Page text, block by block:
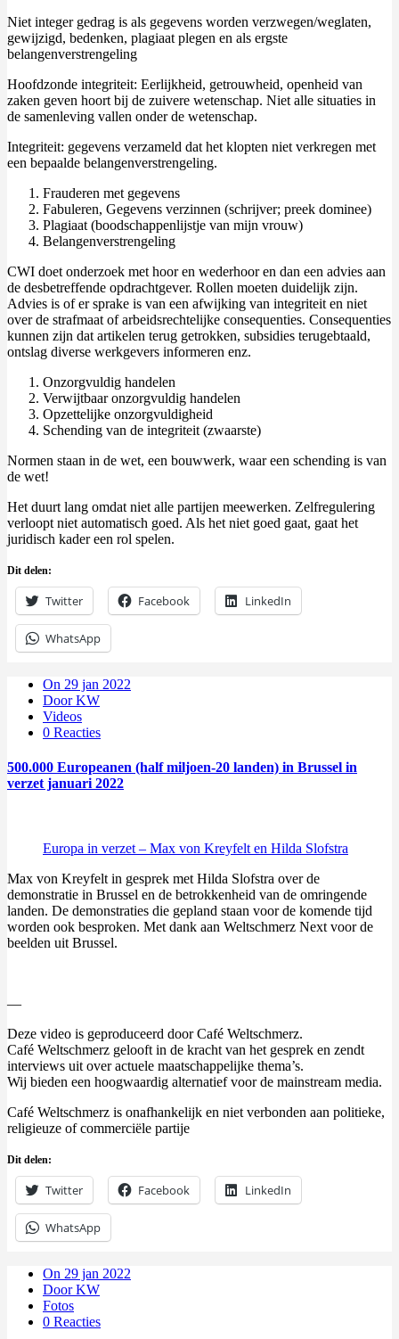
Niet integer gedrag is als gegevens worden verzwegen/weglaten,
gewijzigd, bedenken, plagiaat plegen en als ergste
belangenverstrengeling
Hoofdzonde integriteit: Eerlijkheid, getrouwheid, openheid van
zaken geven hoort bij de zuivere wetenschap. Niet alle situaties in
de samenleving vallen onder de wetenschap.
Integriteit: gegevens verzameld dat het klopten niet verkregen met
een bepaalde belangenverstrengeling.
Frauderen met gegevens
Fabuleren, Gegevens verzinnen (schrijver; preek dominee)
Plagiaat (boodschappenlijstje van mijn vrouw)
Belangenverstrengeling
CWI doet onderzoek met hoor en wederhoor en dan een advies aan
de desbetreffende opdrachtgever. Rollen moeten duidelijk zijn.
Advies is of er sprake is van een afwijking van integriteit en niet
over de strafmaat of arbeidsrechtelijke consequenties. Consequenties
kunnen zijn dat artikelen terug getrokken, subsidies terugebtaald,
ontslag diverse werkgevers informeren enz.
Onzorgvuldig handelen
Verwijtbaar onzorgvuldig handelen
Opzettelijke onzorgvuldigheid
Schending van de integriteit (zwaarste)
Normen staan in de wet, een bouwwerk, waar een schending is van
de wet!
Het duurt lang omdat niet alle partijen meewerken. Zelfregulering
verloopt niet automatisch goed. Als het niet goed gaat, gaat het
juridisch kader een rol spelen.
Dit delen:
Twitter Facebook LinkedIn
WhatsApp
On 29 jan 2022
Door KW
Videos
0 Reacties
500.000 Europeanen (half miljoen-20 landen) in Brussel in
verzet januari 2022
Europa in verzet – Max von Kreyfelt en Hilda Slofstra
Max von Kreyfelt in gesprek met Hilda Slofstra over de
demonstratie in Brussel en de betrokkenheid van de omringende
landen. De demonstraties die gepland staan voor de komende tijd
worden ook besproken. Met dank aan Weltschmerz Next voor de
beelden uit Brussel.
—
Deze video is geproduceerd door Café Weltschmerz.
Café Weltschmerz gelooft in de kracht van het gesprek en zendt
interviews uit over actuele maatschappelijke thema’s.
Wij bieden een hoogwaardig alternatief voor de mainstream media.
Café Weltschmerz is onafhankelijk en niet verbonden aan politieke,
religieuze of commerciële partije
Dit delen:
Twitter Facebook LinkedIn
WhatsApp
On 29 jan 2022
Door KW
Fotos
0 Reacties